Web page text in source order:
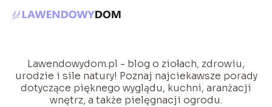
Lawendowydom.pl - blog o ziołach, zdrowiu,
urodzie i sile natury! Poznaj najciekawsze porady
dotyczące pięknego wyglądu, kuchni, aranżacji
wnętrz, a także pielęgnacji ogrodu.